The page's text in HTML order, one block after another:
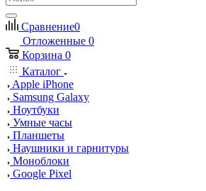
Сравнение0
Отложенные 0
Корзина 0
Каталог
Apple iPhone
Samsung Galaxy
Ноутбуки
Умные часы
Планшеты
Наушники и гарнитуры
Моноблоки
Google Pixel